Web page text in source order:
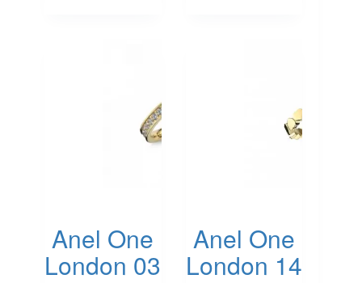
Anel One
London 03
Anel One
London 14